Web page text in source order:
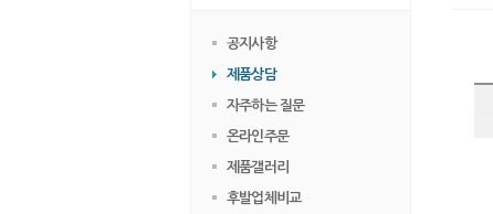
공지사항
제품상담
자주하는 질문
온라인주문
제품갤러리
후발업체비교